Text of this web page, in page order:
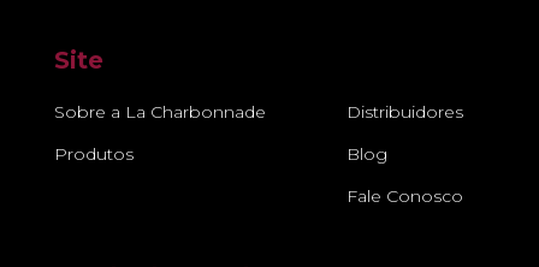
Site
Sobre a La Charbonnade
Produtos
Distribuidores
Blog
Fale Conosco